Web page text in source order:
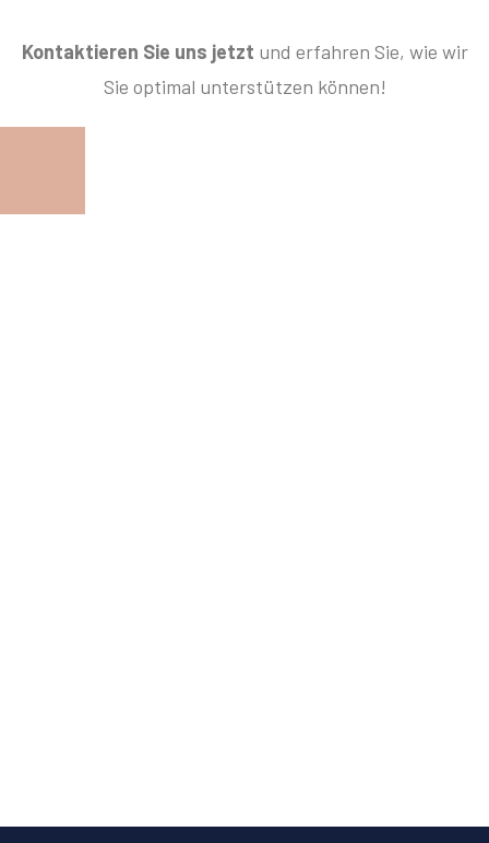
Kontaktieren Sie uns jetzt und erfahren Sie, wie wir
Sie optimal unterstützen können!